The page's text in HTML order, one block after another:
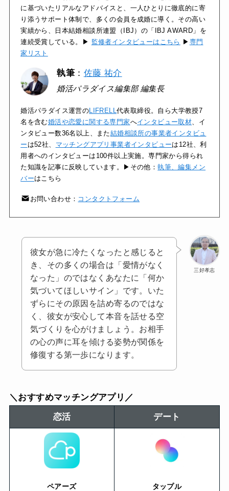
に基づいたリアルなアドバイスと、一人ひとりに徹底的に寄
り添うサポート体制で、多くの会員を成婚に導く。その高い
実績から、日本結婚相談所連盟（IBJ）の「IBJ AWARD」を
連続受賞している。▶ 監修者インタビューはこちら ▶ 専門
家リスト
執筆 ： 佐藤 祐介
婚活パラダイス編集部 編集長
婚活パラダイス運営のLIFRELL代表取締役。自ら大学教授7
名を含む婚活や恋愛に関する専門家へインタビュー取材、イ
ンタビュー数36名以上、また結婚相談所の事業者インタビュ
ー は52社、 マッチングアプリ事業者インタビューは12社、利
用者へのインタビューは100件以上実施。専門家から得られ
た知識を記事に反映しています。▶その他：執筆、編集メン
バーはこちら
お問い合わせ： コンタクトフォーム
三好孝志
彼女が急に冷たくなったと感じると
き、その多くの場合は「愛情がなく
なった」のではなくあなたに「何か
気づいてほしいサイン」です。いた
ずらにその原因を詰め寄るのではな
く、彼女が安心して本音を話せる空
気づくりを心がけましょう。お相手
の心の声に耳を傾ける姿勢が関係を
修復する第一歩になります。
＼おすすめマッチングアプリ／
恋活
デート
ペアーズ
タップル